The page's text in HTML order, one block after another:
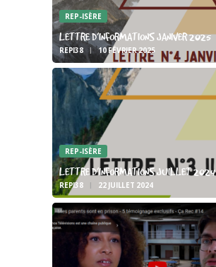
REP-ISÈRE
LETTRE D’INFORMATIONS JANIVER 2025
REPI38 10 FÉVRIER 2025
REP-ISÈRE
LETTRE D’INFORMATIONS JUILLET 2024
REPI38 22 JUILLET 2024